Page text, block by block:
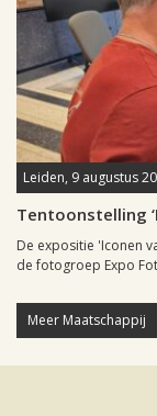
Leiden, 9 augustus
Tentoonstelling
De expositie 'Iconen
de fotogroep Expo
Meer Maatschappij